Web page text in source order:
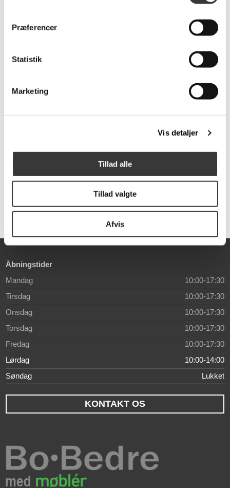
Præferencer
Statistik
Marketing
Vis detaljer
Tillad alle
Tillad valgte
Afvis
2.049,00 DKK
Nelson Cigar Bubble
5.699,00 DKK
Flere
Varianter
HAY Flare lysestage
199,00 DKK
Åbningstider
Mandag
10:00-17:30
Tirsdag
10:00-17:30
Onsdag
10:00-17:30
Torsdag
10:00-17:30
Fredag
10:00-17:30
Lørdag
10:00-14:00
Søndag
Lukket
KONTAKT OS